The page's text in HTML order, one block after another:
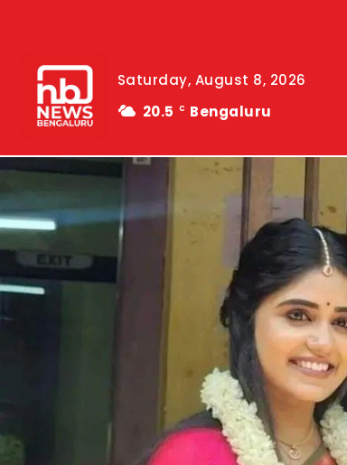
Saturday, August 8, 2026
20.5
C Bengaluru